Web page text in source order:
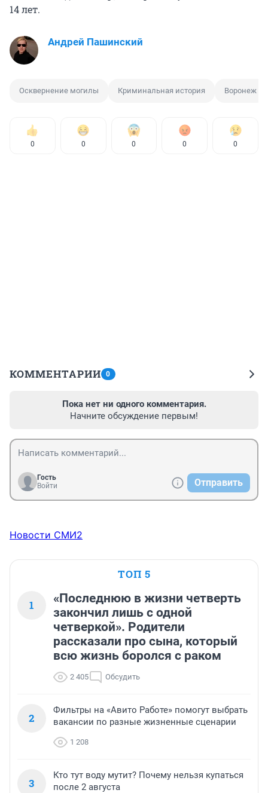
14 лет.
Андрей Пашинский
Осквернение могилы Криминальная история Воронеж
0 0 0 0 0
КОММЕНТАРИИ 0
Пока нет ни одного комментария.
Начните обсуждение первым!
Гость
Войти
Отправить
Новости СМИ2
ТОП 5
1
«Последнюю в жизни четверть
закончил лишь с одной
четверкой». Родители
рассказали про сына, который
всю жизнь боролся с раком
2 405 Обсудить
2
Фильтры на «Авито Работе» помогут выбрать
вакансии по разные жизненные сценарии
1 208
3
Кто тут воду мутит? Почему нельзя купаться
после 2 августа